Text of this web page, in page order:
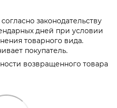
законодательству
дней при условии
товарного вида.
покупатель.
возвращенного товара